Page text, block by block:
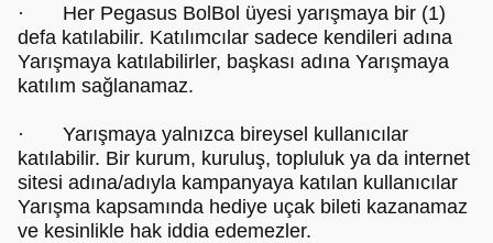
· Her Pegasus BolBol üyesi yarışmaya bir (1)
defa katılabilir. Katılımcılar sadece kendileri adına
Yarışmaya katılabilirler, başkası adına Yarışmaya
katılım sağlanamaz.
· Yarışmaya yalnızca bireysel kullanıcılar
katılabilir. Bir kurum, kuruluş, topluluk ya da internet
sitesi adına/adıyla kampanyaya katılan kullanıcılar
Yarışma kapsamında hediye uçak bileti kazanamaz
ve kesinlikle hak iddia edemezler.